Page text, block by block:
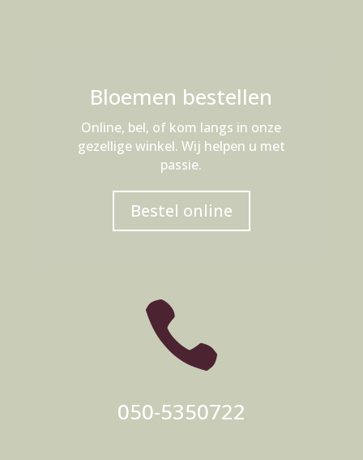
Bloemen bestellen
Online, bel, of kom langs in onze
gezellige winkel. Wij helpen u met
passie.
Bestel online

050-5350722